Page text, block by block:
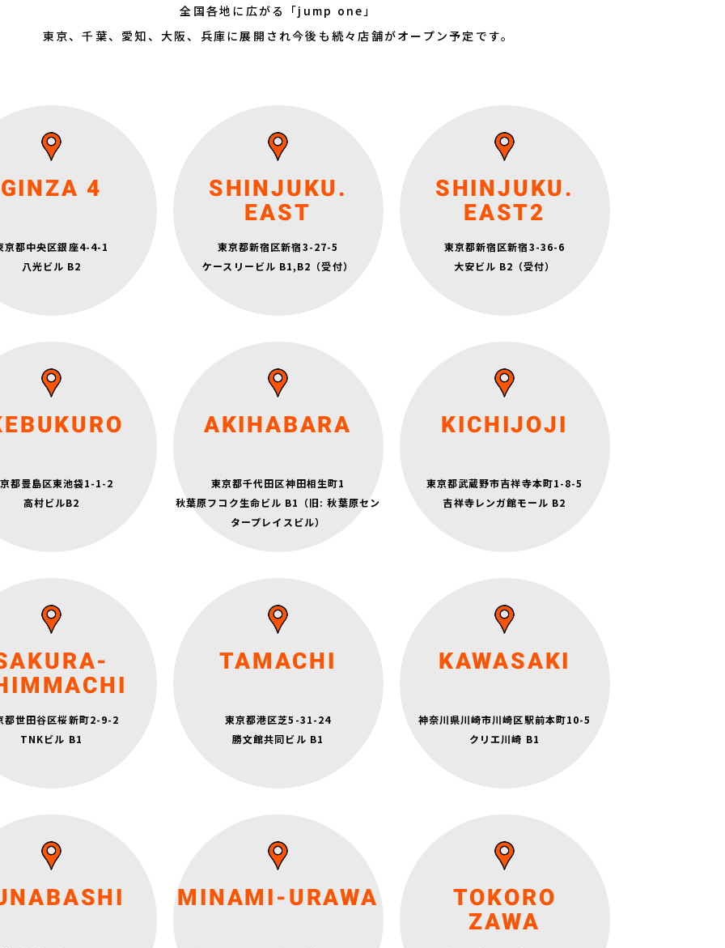
全国各地に広がる「jump one」
東京、千葉、愛知、大阪、兵庫に展開され今後も続々店舗がオープン予定です。
GINZA 4
京都中央区銀座4-4-1
八光ビル B2
月～金 6:30～22:30
定休日：水曜日
ロ銀座線・有楽町線「銀座一丁目」駅
5番出口 徒歩3分
手線「有楽町」駅 銀座口 徒歩5分
SHINJUKU.
EAST
東京都新宿区新宿3-27-5
ケースリービル B1,B2（受付）
月～金 6:30～22:30
土日祝 7:15～20:30
定休日：水曜日
JR「新宿」駅 東口 徒歩1分
SHINJUKU.
EAST2
東京都新宿区新宿3-36-6
大安ビル B2（受付）
月～金 6:30～22:30
土日祝 7:15～20:30
定休日：水曜日
JR線「新宿」駅 東南口 徒歩1分
都豊島区東池袋1-1-2
高村ビルB2
月～金 7:00～22:30
土日祝 7:15～21:15
JR「池袋」駅 東口 徒歩3分
AKIHABARA
東京都千代田区神田相生町1
秋葉原フコク生命ビル B1（旧: 秋葉原セン
タープレイスビル）
月～金 6:30～22:30
土日祝 7:15～20:45
東京メトロ銀座線「末広町」駅
1番出口 徒歩8分
都営地下鉄新宿線「岩本町」駅 A3
出口 徒歩9分
KICHIJOJI
東京都武蔵野市吉祥寺本町1-8-5
吉祥寺レンガ館モール B2
月～金 6:30～22:30
定休日：水曜日
電話番号：0422-27-6121
JR中央線「吉祥寺」駅より徒歩3分
京王電鉄「吉祥寺」駅より徒歩3分
都世田谷区桜新町2-9-2
TNKビル B1
月～金 6:30～22:30
土日祝 9:15～18:30
定休日：水曜日
園都市線「桜新町」駅 西口 徒歩1分
TAMACHI
東京都港区芝5-31-24
勝文館共同ビル B1
月～金 15:30～22:30
定休日：水曜日
三田口（西口） 徒歩2分
A3出口 徒歩1分
KAWASAKI
神奈川県川崎市川崎区駅前本町10-5
クリエ川崎 B1
月～金 14:15～22:30
定休日：水曜日
北口東出口 徒歩3分
中央口 徒歩1分
月～金 15:45～22:30
定休日：水曜日
MINAMI-URAWA
月～金 15:30～22:30
土日祝 9:15～18:45
TOKORO
ZAWA
月～金 6:30～22:30
土日祝 7:15～20:30
定休日：水曜日